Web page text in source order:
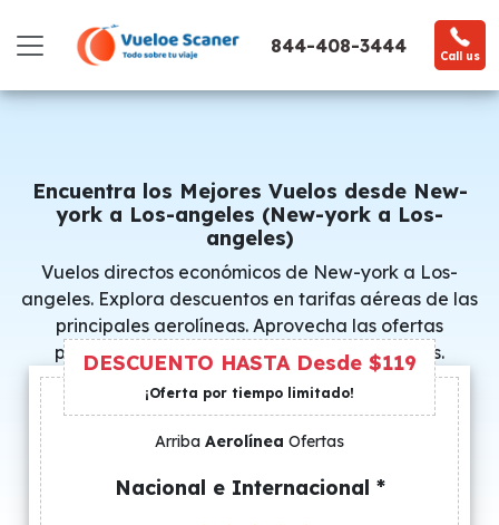
844-408-3444 Call us
Encuentra los Mejores Vuelos desde New-
york a Los-angeles (New-york a Los-
angeles)
Vuelos directos económicos de New-york a Los-
angeles. Explora descuentos en tarifas aéreas de las
principales aerolíneas. Aprovecha las ofertas
promocionales y consigue precios especiales.
DESCUENTO HASTA Desde $119
¡Oferta por tiempo limitado!
Arriba Aerolínea Ofertas
Nacional e Internacional *